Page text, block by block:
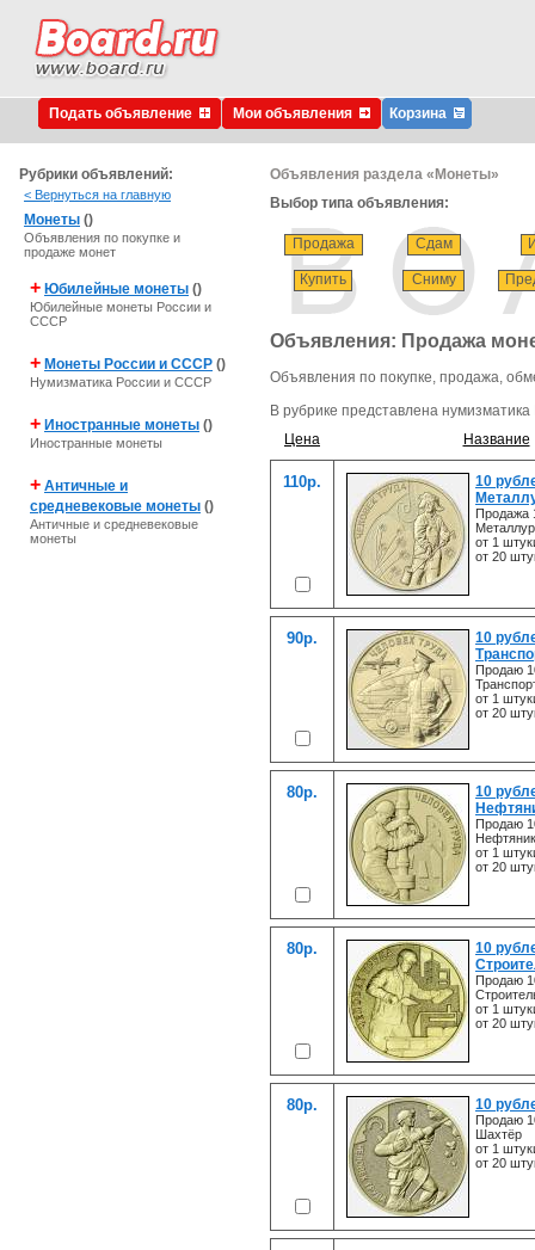
Подать объявление Мои объявления Корзина
Рубрики объявлений:
< Вернуться на главную
Монеты ()
Объявления по покупке и
продаже монет
+ Юбилейные монеты ()
Юбилейные монеты России и
СССР
+ Монеты России и СССР ()
Нумизматика России и СССР
+ Иностранные монеты ()
Иностранные монеты
+ Античные и
средневековые монеты ()
Античные и средневековые
монеты
Объявления раздела «Монеты»
Выбор типа объявления:
Продажа Сдам
Купить Сниму
Объявления: Продажа
Объявления по покупке, продажа,
В рубрике представлена
Цена
Название
110р.
10
Продажа
от 1
от 20
90р.
10
Продаю
от 1
от 20
80р.
10
Продаю
Нефтяник
от 1
от 20
80р.
10
Продаю
от 1
от 20
80р. 10
Продаю
Шахтёр
от 1
от 20